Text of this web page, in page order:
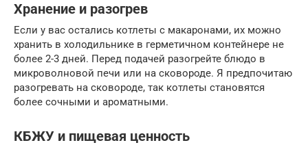
Хранение и разогрев
Если у вас остались котлеты с макаронами, их можно
хранить в холодильнике в герметичном контейнере не
более 2-3 дней. Перед подачей разогрейте блюдо в
микроволновой печи или на сковороде. Я предпочитаю
разогревать на сковороде, так котлеты становятся
более сочными и ароматными.
КБЖУ и пищевая ценность